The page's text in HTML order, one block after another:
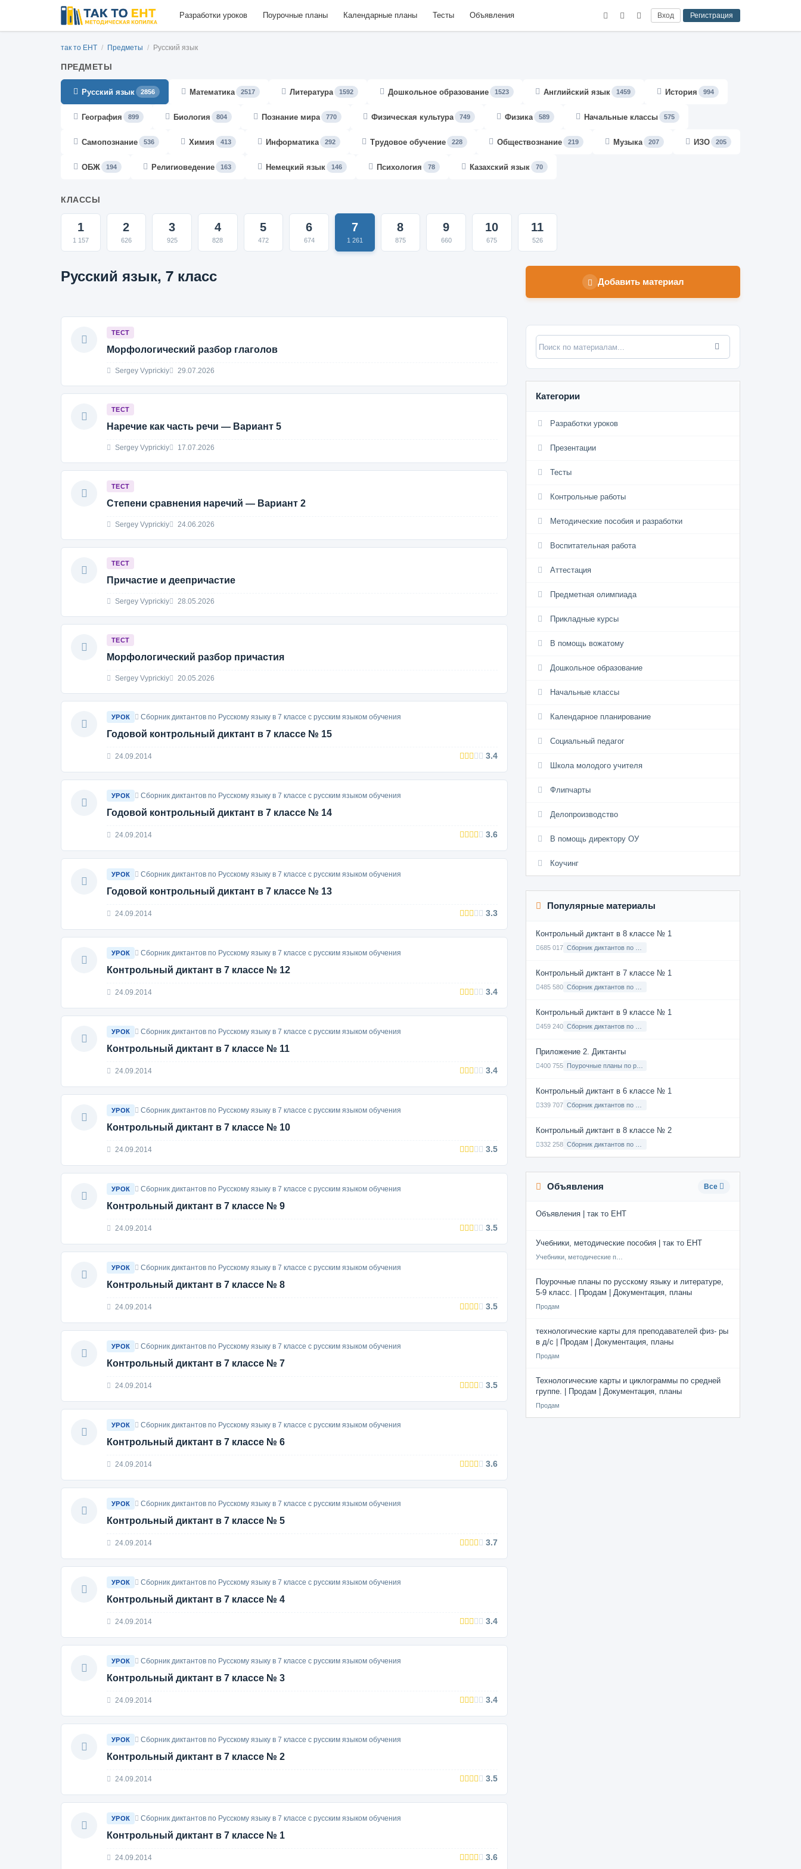
Разработки уроков Поурочные планы Календарные планы Тесты Объявления Вход Регистрация
так то ЕНТ / Предметы / Русский язык
ПРЕДМЕТЫ
Русский язык 2856 Математика 2517 Литература 1592 Дошкольное образование 1523 Английский язык 1459 История 994
География 899 Биология 804 Познание мира 770 Физическая культура 749 Физика 589 Начальные классы 575
Самопознание 536 Химия 413 Информатика 292 Трудовое обучение 228 Обществознание 219 Музыка 207 ИЗО 205
ОБЖ 194 Религиоведение 163 Немецкий язык 146 Психология 78 Казахский язык 70
КЛАССЫ
1
1 157
2
626
3
925
4
828
5
472
6
674
7
1 261
8
875
9
660
10
675
11
526
Русский язык, 7 класс
ТЕСТ
Морфологический разбор глаголов
Sergey Vyprickiy 29.07.2026
ТЕСТ
Наречие как часть речи — Вариант 5
Sergey Vyprickiy 17.07.2026
ТЕСТ
Степени сравнения наречий — Вариант 2
Sergey Vyprickiy 24.06.2026
ТЕСТ
Причастие и деепричастие
Sergey Vyprickiy 28.05.2026
ТЕСТ
Морфологический разбор причастия
Sergey Vyprickiy 20.05.2026
УРОК Сборник диктантов по Русскому языку в 7 классе с русским языком обучения
Годовой контрольный диктант в 7 классе № 15
24.09.2014 3.4
УРОК Сборник диктантов по Русскому языку в 7 классе с русским языком обучения
Годовой контрольный диктант в 7 классе № 14
24.09.2014 3.6
УРОК Сборник диктантов по Русскому языку в 7 классе с русским языком обучения
Годовой контрольный диктант в 7 классе № 13
24.09.2014 3.3
УРОК Сборник диктантов по Русскому языку в 7 классе с русским языком обучения
Контрольный диктант в 7 классе № 12
24.09.2014 3.4
УРОК Сборник диктантов по Русскому языку в 7 классе с русским языком обучения
Контрольный диктант в 7 классе № 11
24.09.2014 3.4
УРОК Сборник диктантов по Русскому языку в 7 классе с русским языком обучения
Контрольный диктант в 7 классе № 10
24.09.2014 3.5
УРОК Сборник диктантов по Русскому языку в 7 классе с русским языком обучения
Контрольный диктант в 7 классе № 9
24.09.2014 3.5
УРОК Сборник диктантов по Русскому языку в 7 классе с русским языком обучения
Контрольный диктант в 7 классе № 8
24.09.2014 3.5
УРОК Сборник диктантов по Русскому языку в 7 классе с русским языком обучения
Контрольный диктант в 7 классе № 7
24.09.2014 3.5
УРОК Сборник диктантов по Русскому языку в 7 классе с русским языком обучения
Контрольный диктант в 7 классе № 6
24.09.2014 3.6
УРОК Сборник диктантов по Русскому языку в 7 классе с русским языком обучения
Контрольный диктант в 7 классе № 5
24.09.2014 3.7
УРОК Сборник диктантов по Русскому языку в 7 классе с русским языком обучения
Контрольный диктант в 7 классе № 4
24.09.2014 3.4
УРОК Сборник диктантов по Русскому языку в 7 классе с русским языком обучения
Контрольный диктант в 7 классе № 3
24.09.2014 3.4
УРОК Сборник диктантов по Русскому языку в 7 классе с русским языком обучения
Контрольный диктант в 7 классе № 2
24.09.2014 3.5
УРОК Сборник диктантов по Русскому языку в 7 классе с русским языком обучения
Контрольный диктант в 7 классе № 1
24.09.2014 3.6
Добавить материал
Категории
Разработки уроков
Презентации
Тесты
Контрольные работы
Методические пособия и разработки
Воспитательная работа
Аттестация
Предметная олимпиада
Прикладные курсы
В помощь вожатому
Дошкольное образование
Начальные классы
Календарное планирование
Социальный педагог
Школа молодого учителя
Флипчарты
Делопроизводство
В помощь директору ОУ
Коучинг
Популярные материалы
Контрольный диктант в 8 классе № 1
685 017
Контрольный диктант в 7 классе № 1
485 580
Контрольный диктант в 9 классе № 1
459 240
Приложение 2. Диктанты
400 755
Контрольный диктант в 6 классе № 1
339 707
Контрольный диктант в 8 классе № 2
332 258
Объявления Все
Объявления | так то ЕНТ
Учебники, методические пособия | так то ЕНТ
Поурочные планы по русскому языку и литературе,
5-9 класс. | Продам | Документация, планы
Продам
технологические карты для преподавателей физ- ры
в д/с | Продам | Документация, планы
Продам
Технологические карты и циклограммы по средней
группе. | Продам | Документация, планы
Продам